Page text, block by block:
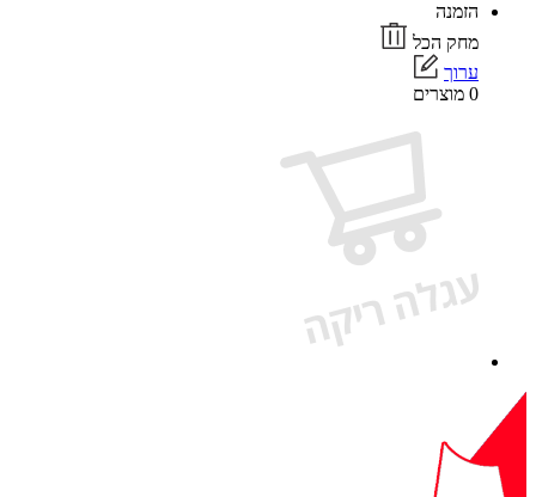
הזמנה
מחק הכל
ערוך
0 מוצרים